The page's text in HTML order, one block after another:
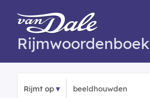
Rijmwoordenboek
Rijmt op